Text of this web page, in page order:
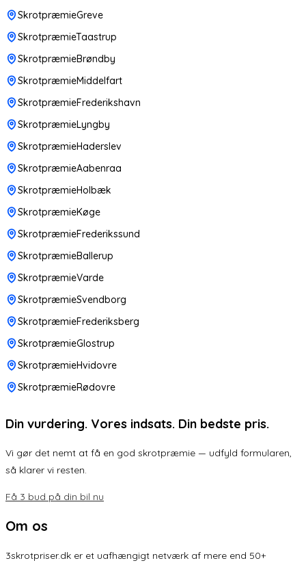
SkrotpræmieGreve
SkrotpræmieTaastrup
SkrotpræmieBrøndby
SkrotpræmieMiddelfart
SkrotpræmieFrederikshavn
SkrotpræmieLyngby
SkrotpræmieHaderslev
SkrotpræmieAabenraa
SkrotpræmieHolbæk
SkrotpræmieKøge
SkrotpræmieFrederikssund
SkrotpræmieBallerup
SkrotpræmieVarde
SkrotpræmieSvendborg
SkrotpræmieFrederiksberg
SkrotpræmieGlostrup
SkrotpræmieHvidovre
SkrotpræmieRødovre
Din vurdering. Vores indsats. Din bedste pris.
Vi gør det nemt at få en god skrotpræmie — udfyld formularen,
så klarer vi resten.
Få 3 bud på din bil nu
Om os
3skrotpriser.dk er et uafhængigt netværk af mere end 50+